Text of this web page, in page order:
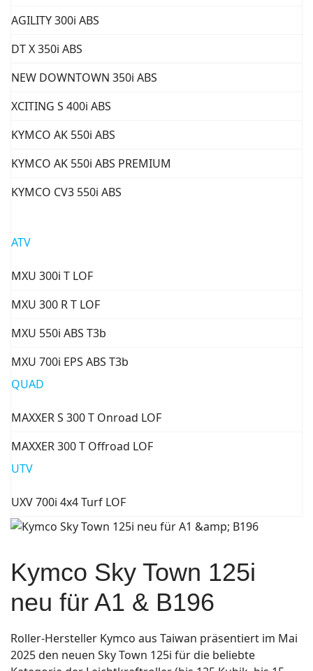
AGILITY 300i ABS
DT X 350i ABS
NEW DOWNTOWN 350i ABS
XCITING S 400i ABS
KYMCO AK 550i ABS
KYMCO AK 550i ABS PREMIUM
KYMCO CV3 550i ABS
ATV
MXU 300i T LOF
MXU 300 R T LOF
MXU 550i ABS T3b
MXU 700i EPS ABS T3b
QUAD
MAXXER S 300 T Onroad LOF
MAXXER 300 T Offroad LOF
UTV
UXV 700i 4x4 Turf LOF
Kymco Sky Town 125i
neu für A1 & B196
Roller-Hersteller Kymco aus Taiwan präsentiert im Mai
2025 den neuen Sky Town 125i für die beliebte